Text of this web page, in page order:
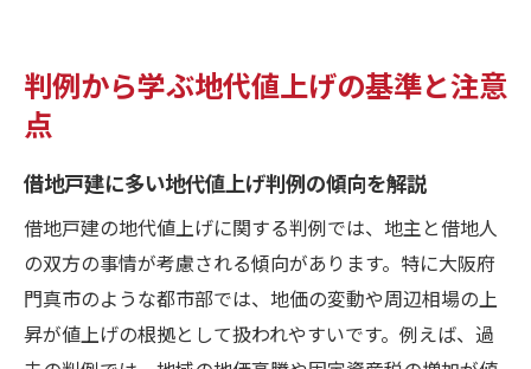
判例から学ぶ地代値上げの基準と注意
点
借地戸建に多い地代値上げ判例の傾向を解説
借地戸建の地代値上げに関する判例では、地主と借地人
の双方の事情が考慮される傾向があります。特に大阪府
門真市のような都市部では、地価の変動や周辺相場の上
昇が値上げの根拠として扱われやすいです。例えば、過